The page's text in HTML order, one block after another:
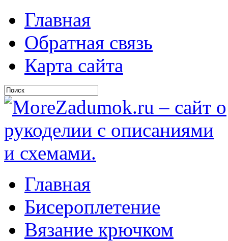
Главная
Обратная связь
Карта сайта
Главная
Бисероплетение
Вязание крючком